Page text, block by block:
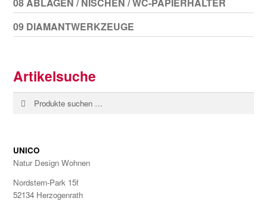
09 DIAMANTWERKZEUGE
Artikelsuche
Suchen
nach:
Suchen
UNICO
Natur Design Wohnen
Nordstern-Park 15f
52134 Herzogenrath